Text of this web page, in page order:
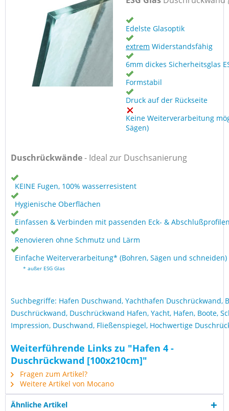
Edelste Glasoptik
extrem Widerstandsfähig
6mm dickes Sicherheitsglas
Formstabil
Druck auf der Rückseite
Keine Weiterverarbeitung
Sägen)
Duschrückwände- Ideal zur Duschsanierung
KEINE Fugen, 100% wasserresistent
Hygienische Oberflächen
Einfassen & Verbinden mit passenden Eck- &
Renovieren ohne Schmutz und Lärm
Einfache Weiterverarbeitung* (Bohren, Sägen und schneiden)
* außer ESG Glas
Suchbegriffe: Hafen Duschwand, Yachthafen Duschrückwand,
Duschrückwand, Duschrückwand Hafen, Yacht, Hafen, Boote,
Impression, Duschwand, Fließenspiegel, Hochwertige
Weiterführende Links zu "Hafen 4 -
Duschrückwand [100x210cm]"
Fragen zum Artikel?
Weitere Artikel von Mocano
Ähnliche Artikel